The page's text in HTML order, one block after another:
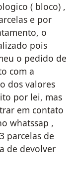
( bloco) ,
e por
o
pois
o pedido de
com a
dos valores
por lei, mas
em contato
whatssap ,
parcelas de
de devolver